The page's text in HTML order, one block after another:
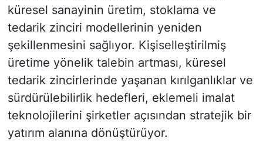
küresel sanayinin üretim, stoklama ve
tedarik zinciri modellerinin yeniden
şekillenmesini sağlıyor. Kişiselleştirilmiş
üretime yönelik talebin artması, küresel
tedarik zincirlerinde yaşanan kırılganlıklar ve
sürdürülebilirlik hedefleri, eklemeli imalat
teknolojilerini şirketler açısından stratejik bir
yatırım alanına dönüştürüyor.